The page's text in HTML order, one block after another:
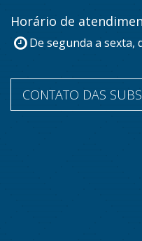
Horário de
De segunda a sexta,
CONTATO DAS